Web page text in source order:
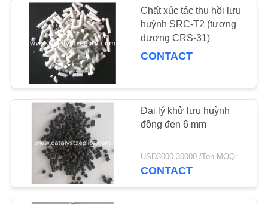
huỳnh
Phương tiện loại bỏ
thạch tín
16
Chất xúc tác thu hồi lưu
huỳnh SRC-T2 (tương
đương CRS-31)
CONTACT
Đại lý khử lưu huỳnh
đồng đen 6 mm
USD3000-30000 /Ton MOQ:1 kg
CONTACT